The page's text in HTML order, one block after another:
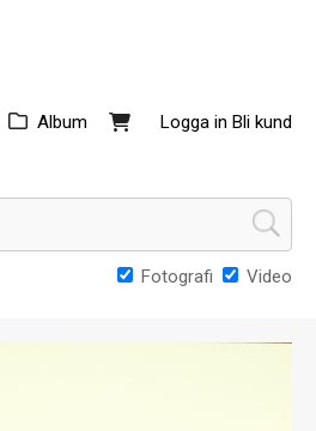
Logga in Bli kund
Album
Fotografi Video